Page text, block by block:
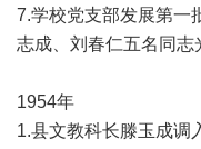
7.学校党支部发展第一
志成、刘春仁五名同志
1954年
1.县文教科长滕玉成调